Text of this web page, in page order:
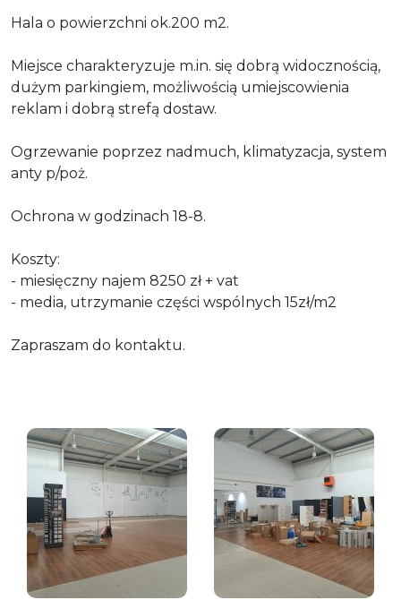
Hala o powierzchni ok.200 m2.
Miejsce charakteryzuje m.in. się dobrą widocznością,
dużym parkingiem, możliwością umiejscowienia
reklam i dobrą strefą dostaw.
Ogrzewanie poprzez nadmuch, klimatyzacja, system
anty p/poż.
Ochrona w godzinach 18-8.
Koszty:
- miesięczny najem 8250 zł + vat
- media, utrzymanie części wspólnych 15zł/m2
Zapraszam do kontaktu.